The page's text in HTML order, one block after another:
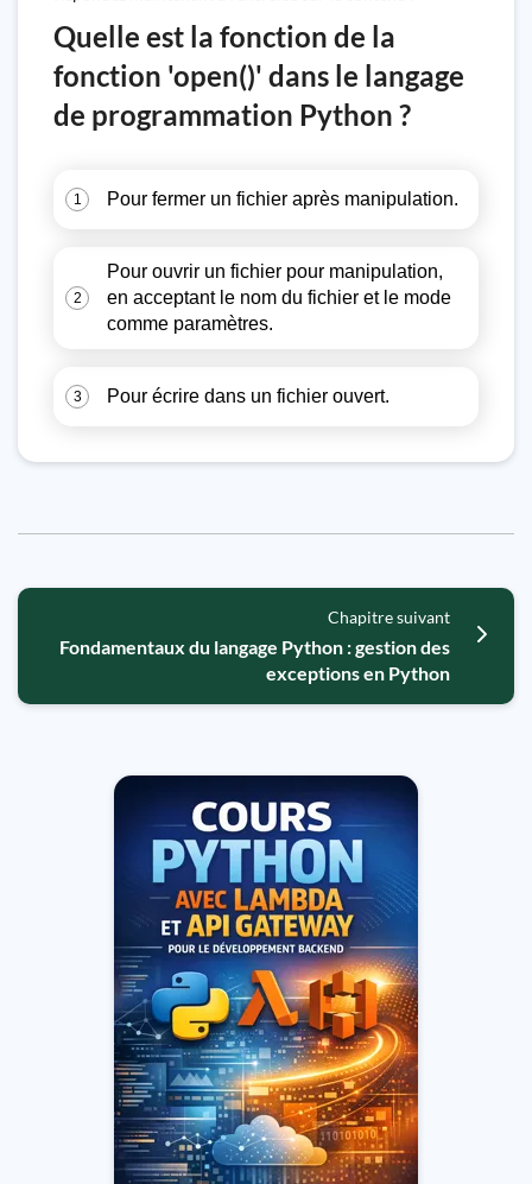
Quelle est la fonction de la
fonction 'open()' dans le langage
de programmation Python ?
1 Pour fermer un fichier après manipulation.
2
Pour ouvrir un fichier pour manipulation,
en acceptant le nom du fichier et le mode
comme paramètres.
3 Pour écrire dans un fichier ouvert.
Chapitre suivant
Fondamentaux du langage Python : gestion des
exceptions en Python